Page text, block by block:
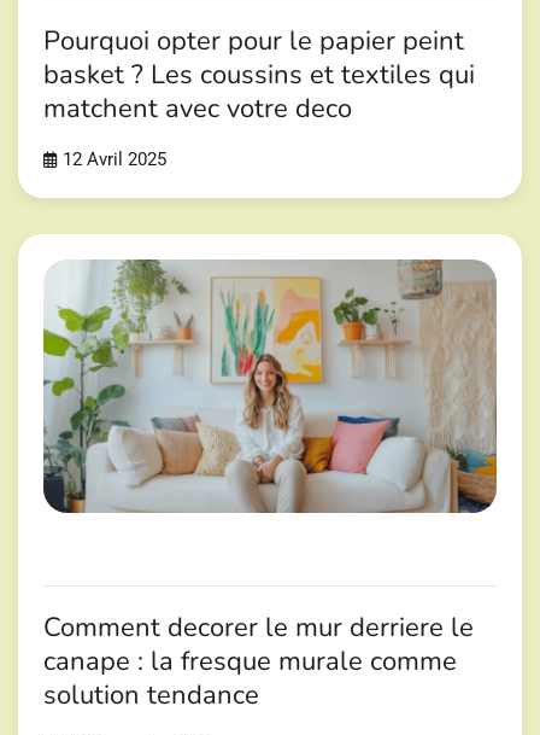
Pourquoi opter pour le papier peint
basket ? Les coussins et textiles qui
matchent avec votre deco
12 Avril 2025
Comment decorer le mur derriere le
canape : la fresque murale comme
solution tendance